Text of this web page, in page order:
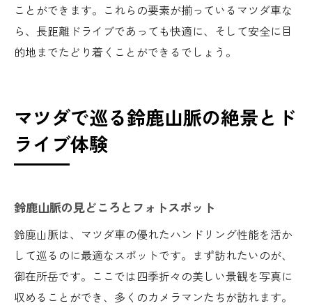
ことができます。これらの要素が揃っているマツダ車な
ら、長距離ドライブであっても快適に、そして安全に目
的地までたどり着くことができるでしょう。
マツダで巡る鈴鹿山脈の絶景とド
ライブ体験
鈴鹿山脈の見どころとフォトスポット
鈴鹿山脈は、マツダ車の優れたハンドリング性能を活か
して巡るのに最適なスポットです。まず訪れたいのが、
御在所岳です。ここでは四季折々の美しい景観を写真に
収めることができ、多くのカメラマンたちが訪れます。